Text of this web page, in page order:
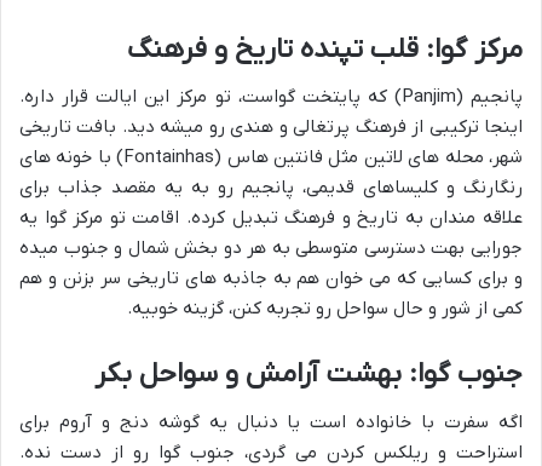
مرکز گوا: قلب تپنده تاریخ و فرهنگ
پانجیم (Panjim) که پایتخت گواست، تو مرکز این ایالت قرار داره.
اینجا ترکیبی از فرهنگ پرتغالی و هندی رو میشه دید. بافت تاریخی
شهر، محله های لاتین مثل فانتین هاس (Fontainhas) با خونه های
رنگارنگ و کلیساهای قدیمی، پانجیم رو به یه مقصد جذاب برای
علاقه مندان به تاریخ و فرهنگ تبدیل کرده. اقامت تو مرکز گوا یه
جورایی بهت دسترسی متوسطی به هر دو بخش شمال و جنوب میده
و برای کسایی که می خوان هم به جاذبه های تاریخی سر بزنن و هم
کمی از شور و حال سواحل رو تجربه کنن، گزینه خوبیه.
جنوب گوا: بهشت آرامش و سواحل بکر
اگه سفرت با خانواده است یا دنبال یه گوشه دنج و آروم برای
استراحت و ریلکس کردن می گردی، جنوب گوا رو از دست نده.